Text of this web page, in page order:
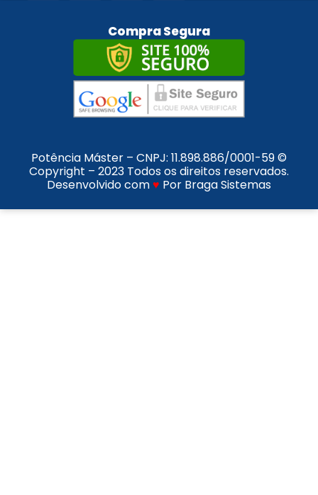
Compra Segura
Potência Máster – CNPJ: 11.898.886/0001-59©
Copyright – 2023 Todos os direitos reservados.
Desenvolvido com♥ Por Braga Sistemas